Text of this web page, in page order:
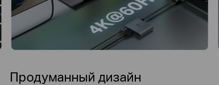
Продуманный дизайн